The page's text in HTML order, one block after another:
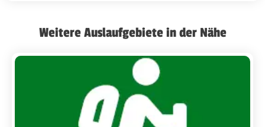
Weitere Auslaufgebiete in der Nähe